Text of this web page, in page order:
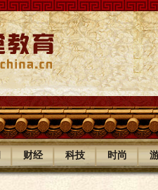
| 财经 | 科技 | 时尚 |